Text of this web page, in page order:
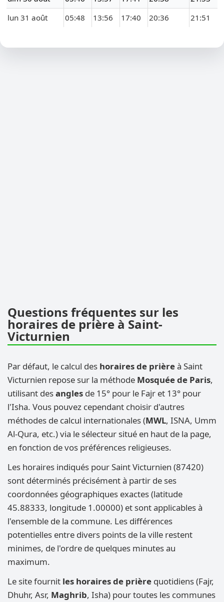
lun 31 août
05:48 13:56 17:40 20:36 21:51
Questions fréquentes sur les
horaires de prière à Saint-
Victurnien
Par défaut, le calcul des horaires de prièreà Saint
Victurnien repose sur la méthode Mosquée de Paris,
utilisant desangles de 15° pour le Fajr et 13° pour
l'Isha. Vous pouvez cependant choisir d'autres
méthodes de calcul internationales (MWL, ISNA, Umm
Al-Qura, etc.) via le sélecteur situé en haut de la page,
en fonction de vos préférences religieuses.
Les horaires indiqués pour Saint Victurnien (87420)
sont déterminés précisément à partir de ses
coordonnées géographiques exactes (latitude
45.88333, longitude 1.00000) et sont applicables à
l'ensemble de la commune. Les différences
potentielles entre divers points de la ville restent
minimes, de l'ordre de quelques minutes au
maximum.
Le site fournit les horaires de prière quotidiens (Fajr,
Dhuhr, Asr, Maghrib, Isha) pour toutes les communes